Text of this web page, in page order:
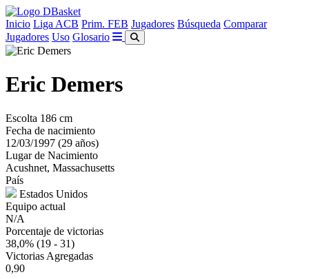
Inicio Liga ACB Prim. FEB Jugadores Búsqueda Comparar
Jugadores Uso Glosario
Eric Demers
Escolta 186 cm
Fecha de nacimiento
12/03/1997 (29 años)
Lugar de Nacimiento
Acushnet, Massachusetts
País
Estados Unidos
Equipo actual
N/A
Porcentaje de victorias
38,0% (19 - 31)
Victorias Agregadas
0,90